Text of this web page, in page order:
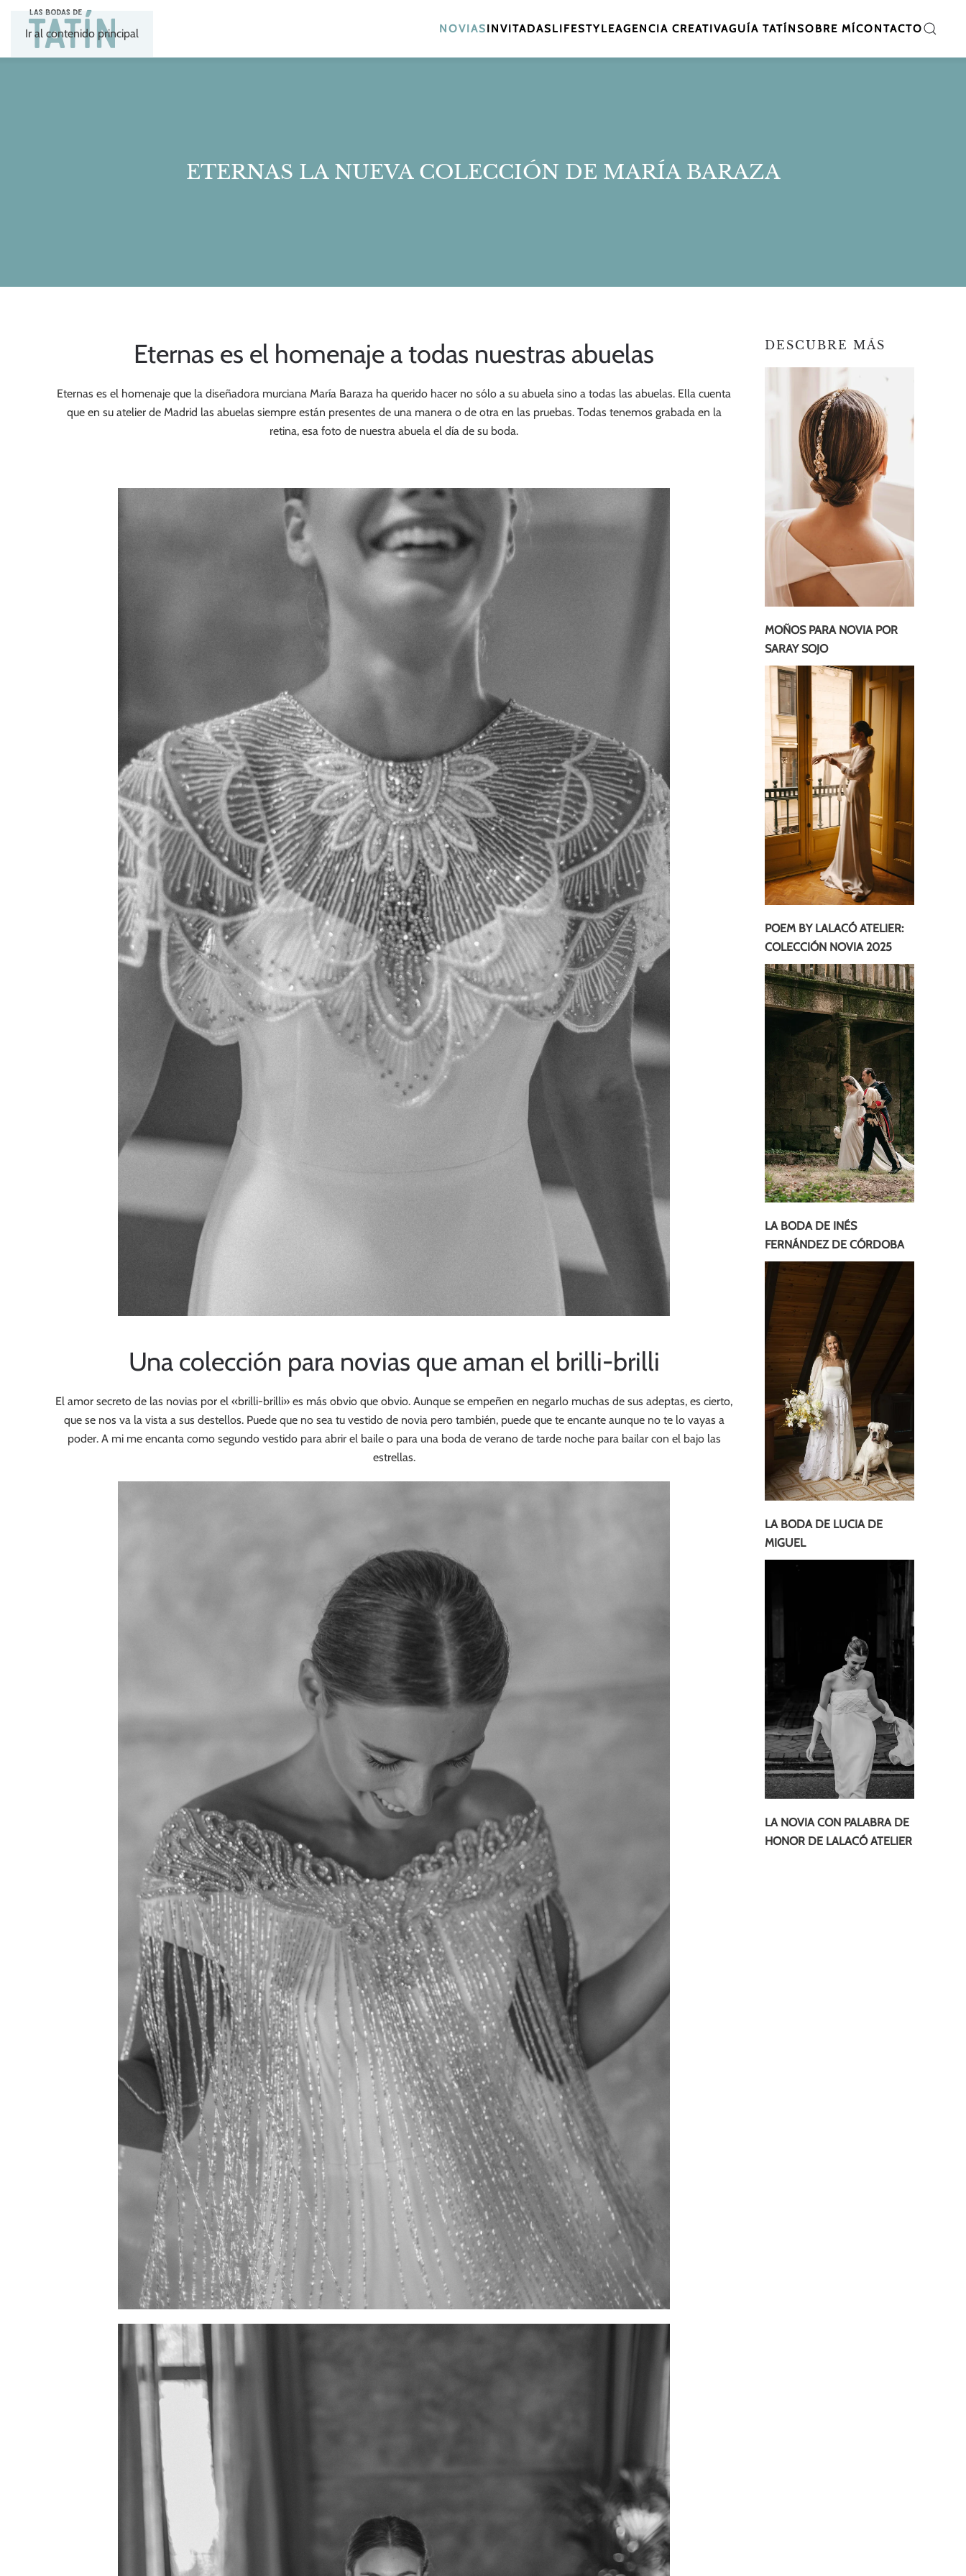
Ir al contenido principal NOVIASINVITADASLIFESTYLEAGENCIA CREATIVAGUÍA TATÍNSOBRE MÍCONTACTO
ETERNAS LA NUEVA COLECCIÓN DE MARÍA BARAZA
Eternas es el homenaje a todas nuestras abuelas
Eternas es el homenaje que la diseñadora murciana María Baraza ha querido hacer no sólo a su abuela sino a todas las abuelas. Ella cuenta
que en su atelier de Madrid las abuelas siempre están presentes de una manera o de otra en las pruebas. Todas tenemos grabada en la
retina, esa foto de nuestra abuela el día de su boda.
Una colección para novias que aman el brilli-brilli
El amor secreto de las novias por el «brilli-brilli» es más obvio que obvio. Aunque se empeñen en negarlo muchas de sus adeptas, es cierto,
que se nos va la vista a sus destellos. Puede que no sea tu vestido de novia pero también, puede que te encante aunque no te lo vayas a
poder. A mi me encanta como segundo vestido para abrir el baile o para una boda de verano de tarde noche para bailar con el bajo las
estrellas.
DESCUBRE MÁS
MOÑOS PARA NOVIA POR
SARAY SOJO
POEM BY LALACÓ ATELIER:
COLECCIÓN NOVIA 2025
LA BODA DE INÉS
FERNÁNDEZ DE CÓRDOBA
LA BODA DE LUCIA DE
MIGUEL
LA NOVIA CON PALABRA DE
HONOR DE LALACÓ ATELIER